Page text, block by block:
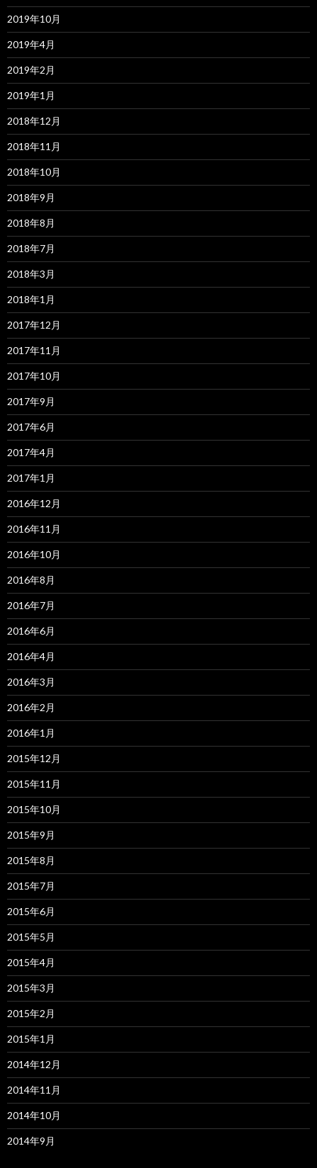
2019年10月
2019年4月
2019年2月
2019年1月
2018年12月
2018年11月
2018年10月
2018年9月
2018年8月
2018年7月
2018年3月
2018年1月
2017年12月
2017年11月
2017年10月
2017年9月
2017年6月
2017年4月
2017年1月
2016年12月
2016年11月
2016年10月
2016年8月
2016年7月
2016年6月
2016年4月
2016年3月
2016年2月
2016年1月
2015年12月
2015年11月
2015年10月
2015年9月
2015年8月
2015年7月
2015年6月
2015年5月
2015年4月
2015年3月
2015年2月
2015年1月
2014年12月
2014年11月
2014年10月
2014年9月